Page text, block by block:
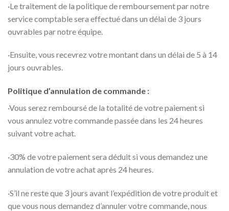
·Le traitement de la politique de remboursement par notre
service comptable sera effectué dans un délai de 3 jours
ouvrables par notre équipe.
·Ensuite, vous recevrez votre montant dans un délai de 5 à 14
jours ouvrables.
Politique d’annulation de commande :
·Vous serez remboursé de la totalité de votre paiement si
vous annulez votre commande passée dans les 24 heures
suivant votre achat.
·30% de votre paiement sera déduit si vous demandez une
annulation de votre achat après 24 heures.
·S’il ne reste que 3 jours avant l’expédition de votre produit et
que vous nous demandez d’annuler votre commande, nous